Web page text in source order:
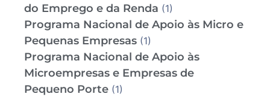
do Emprego e da Renda (1)
Programa Nacional de Apoio às Micro e
Pequenas Empresas (1)
Programa Nacional de Apoio às
Microempresas e Empresas de
Pequeno Porte (1)